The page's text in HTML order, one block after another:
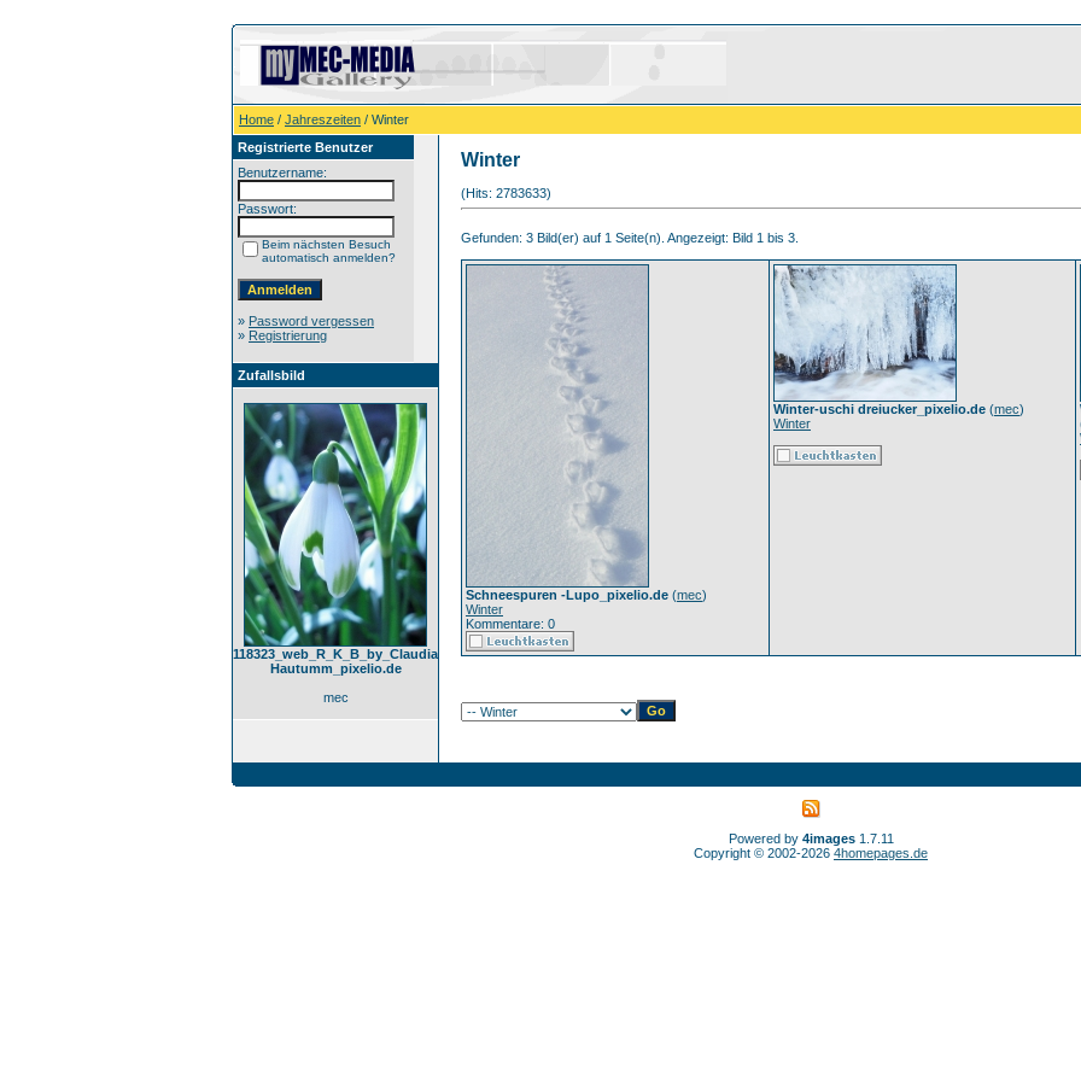
Home / Jahreszeiten / Winter
Registrierte Benutzer
Benutzername:
Passwort:
Beim nächsten Besuch
automatisch anmelden?
» Password vergessen
» Registrierung
Zufallsbild
118323_web_R_K_B_by_Claudia
Hautumm_pixelio.de
mec
Winter
(Hits: 2783633)
Gefunden: 3 Bild(er) auf 1 Seite(n). Angezeigt: Bild 1 bis 3.
Schneespuren -Lupo_pixelio.de (mec)
Winter
Kommentare: 0
Winter-uschi dreiucker_pixelio.de (mec)
Winter
Powered by 4images1.7.11
Copyright © 2002-2026 4homepages.de